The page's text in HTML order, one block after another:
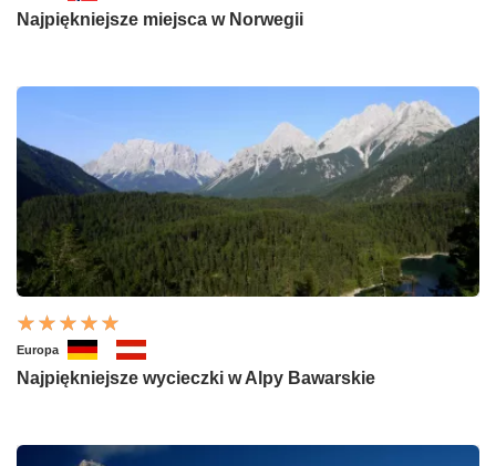
Najpiękniejsze miejsca w Norwegii
Europa
Najpiękniejsze wycieczki w Alpy Bawarskie